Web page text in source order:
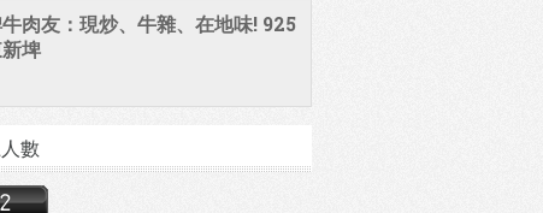
肉友：現炒、牛雜、在地味! 925
埤
數